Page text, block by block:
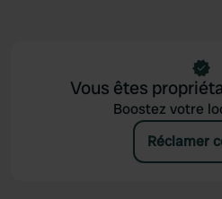
Vous êtes
Boostez votre
Réclamer